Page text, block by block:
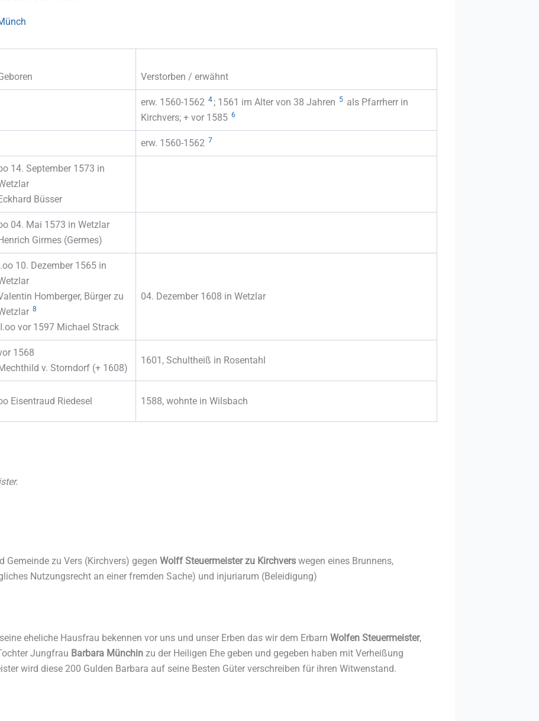
Verstorben / erwähnt
erw. 1560-1562 4 ; 1561 im Alter von 38 Jahren 5 als Pfarrherr in
Kirchvers; + vor 1585 6
erw. 1560-1562 7
14. September 1573 in
Büsser
04. Mai 1573 in Wetzlar
Girmes (Germes)
10. Dezember 1565 in
Homberger, Bürger zu
8
vor 1597 Michael Strack
04. Dezember 1608 in Wetzlar
1568
v. Storndorf (+ 1608)
1601, Schultheiß in Rosentahl
Eisentraud Riedesel 1588, wohnte in Wilsbach
zu Vers (Kirchvers) gegen Wolff Steuermeister zu Kirchvers wegen eines Brunnens,
Nutzungsrecht an einer fremden Sache) und injuriarum (Beleidigung)
eheliche Hausfrau bekennen vor uns und unser Erben das wir dem Erbarn Wolfen Steuermeister,
Jungfrau Barbara Münchin zu der Heiligen Ehe geben und gegeben haben mit Verheißung
wird diese 200 Gulden Barbara auf seine Besten Güter verschreiben für ihren Witwenstand.